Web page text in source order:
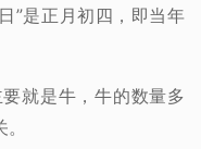
”是正月初四，即当年
就是牛，牛的数量多